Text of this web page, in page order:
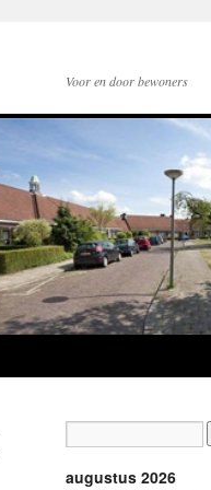
Voor en door bewoners
augustus 2026